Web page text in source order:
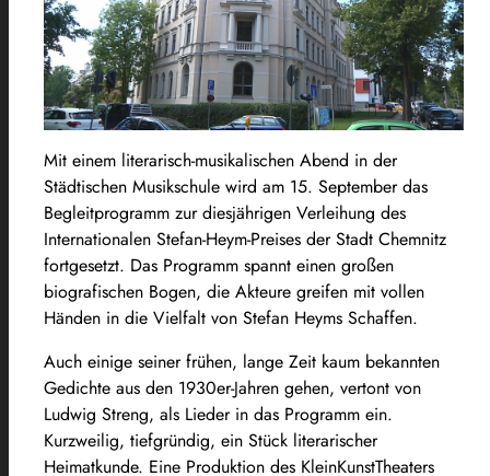
Mit einem literarisch-musikalischen Abend in der
Städtischen Musikschule wird am 15. September das
Begleitprogramm zur diesjährigen Verleihung des
Internationalen Stefan-Heym-Preises der Stadt Chemnitz
fortgesetzt. Das Programm spannt einen großen
biografischen Bogen, die Akteure greifen mit vollen
Händen in die Vielfalt von Stefan Heyms Schaffen.
Auch einige seiner frühen, lange Zeit kaum bekannten
Gedichte aus den 1930er-Jahren gehen, vertont von
Ludwig Streng, als Lieder in das Programm ein.
Kurzweilig, tiefgründig, ein Stück literarischer
Heimatkunde. Eine Produktion des KleinKunstTheaters